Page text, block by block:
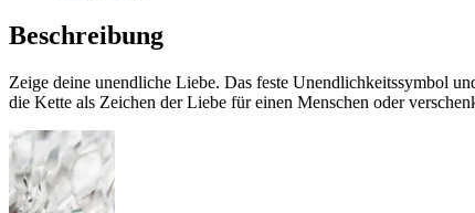
Menge
Beschreibung
Zeige deine unendliche Liebe. Das feste Unendlichkeitssymbol
die Kette als Zeichen der Liebe für einen Menschen oder